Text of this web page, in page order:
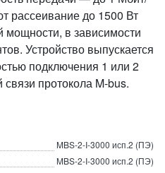
рассеивание до 1500 Вт
мощности, в зависимости
Устройство выпускается
подключения 1 или 2
протокола M-bus.
MBS-2-I-3000 исп.2 (ПЭ)
MBS-2-I-3000 исп.2 (ПЭ)